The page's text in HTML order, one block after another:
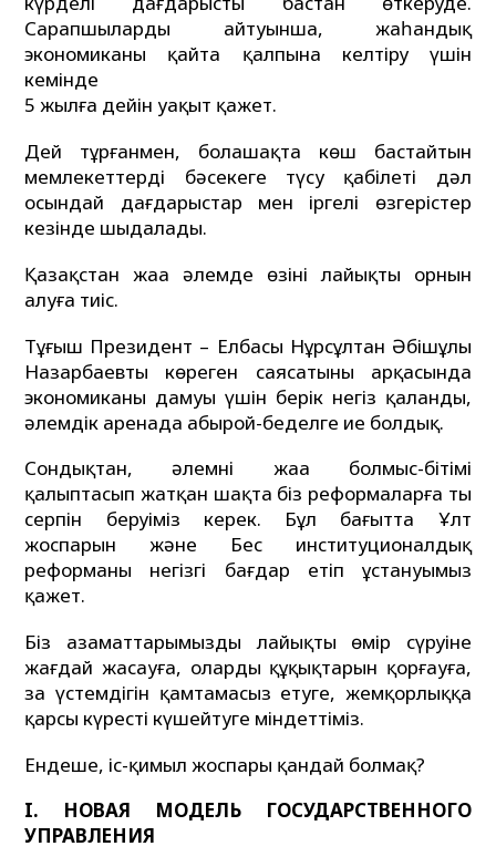
Сарапшылардың айтуынша, жаһандық
экономиканы қайта қалпына келтіру үшін
кемінде
5 жылға дейін уақыт қажет.
Дей тұрғанмен, болашақта көш бастайтын
мемлекеттердің бәсекеге түсу қабілеті дәл
осындай дағдарыстар мен іргелі өзгерістер
кезінде шыңдалады.
Қазақстан жаңа әлемде өзінің лайықты орнын
алуға тиіс.
Тұңғыш Президент – Елбасы Нұрсұлтан Әбішұлы
Назарбаевтың көреген саясатының арқасында
экономиканың дамуы үшін берік негіз қаланды,
әлемдік аренада абырой-беделге ие болдық.
Сондықтан, әлемнің жаңа болмыс-бітімі
қалыптасып жатқан шақта біз реформаларға тың
серпін беруіміз керек. Бұл бағытта Ұлт
жоспарын және Бес институционалдық
реформаны негізгі бағдар етіп ұстануымыз
қажет.
Біз азаматтарымыздың лайықты өмір сүруіне
жағдай жасауға, олардың құқықтарын қорғауға,
заң үстемдігін қамтамасыз етуге, жемқорлыққа
қарсы күресті күшейтуге міндеттіміз.
Ендеше, іс-қимыл жоспары қандай болмақ?
I. НОВАЯ МОДЕЛЬ ГОСУДАРСТВЕННОГО
УПРАВЛЕНИЯ